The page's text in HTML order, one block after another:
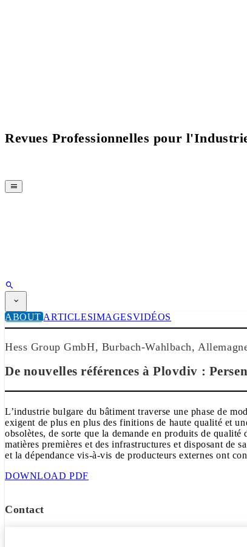
Revues Professionnelles pour
Magazine
ÉVÉNEMENTS
JOB BRIDGE
PUBLICITÉ
ABOUTARTICLESIMAGESVIDÉOS
Hess Group GmbH, Burbach-Wahlbach,
De nouvelles références à Plovdiv :
L’industrie bulgare du bâtiment traverse une phase de
exigent de plus en plus des finitions de haute qualité et
obsolètes, de sorte que la demande en produits de
matières premières et des infrastructures et disposant de
et la dépendance vis-à-vis de producteurs externes ont
DOWNLOAD PDF
Contact